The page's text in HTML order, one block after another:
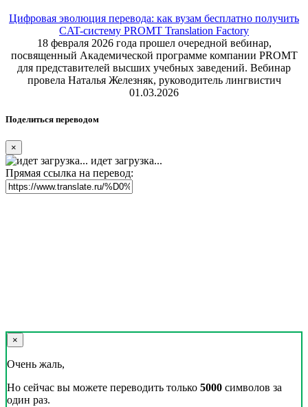
Цифровая эволюция перевода: как вузам бесплатно получить
CAT-систему PROMT Translation Factory
18 февраля 2026 года прошел очередной вебинар,
посвященный Академической программе компании PROMT
для представителей высших учебных заведений. Вебинар
провела Наталья Железняк, руководитель лингвистич
01.03.2026
Поделиться переводом
×
идет загрузка...
Прямая ссылка на перевод:
×
Очень жаль,
Но сейчас вы можете переводить только 5000 символов за
один раз.